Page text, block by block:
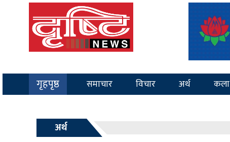
गृहपृष्ठ समाचार विचार अर्थ कला
अर्थ